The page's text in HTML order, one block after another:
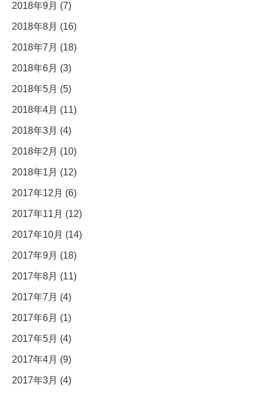
2018年9月 (7)
2018年8月 (16)
2018年7月 (18)
2018年6月 (3)
2018年5月 (5)
2018年4月 (11)
2018年3月 (4)
2018年2月 (10)
2018年1月 (12)
2017年12月 (6)
2017年11月 (12)
2017年10月 (14)
2017年9月 (18)
2017年8月 (11)
2017年7月 (4)
2017年6月 (1)
2017年5月 (4)
2017年4月 (9)
2017年3月 (4)